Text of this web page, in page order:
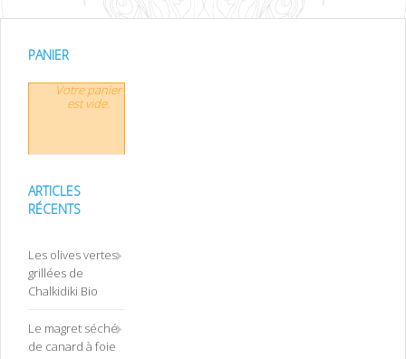
PANIER
Votre panier
est vide.
ARTICLES
RÉCENTS
Les olives vertes
grillées de
Chalkidiki Bio
Le magret séché
de canard à foie